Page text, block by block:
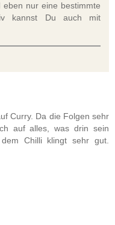
nur eine bestimmte
kannst Du auch mit
Curry. Da die Folgen sehr
auf alles, was drin sein
Chilli klingt sehr gut.